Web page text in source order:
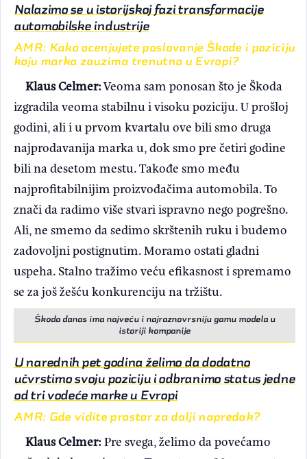
Nalazimo se u istorijskoj fazi transformacije
automobilske industrije
AMR: Kako ocenjujete poslovanje Škode i poziciju
koju marka zauzima trenutno u Evropi?
Klaus Celmer:Veoma sam ponosan što je Škoda
izgradila veoma stabilnu i visoku poziciju. U prošloj
godini, ali i u prvom kvartalu ove bili smo druga
najprodavanija marka u, dok smo pre četiri godine
bili na desetom mestu. Takođe smo među
najprofitabilnijim proizvođačima automobila. To
znači da radimo više stvari ispravno nego pogrešno.
Ali, ne smemo da sedimo skrštenih ruku i budemo
zadovoljni postignutim. Moramo ostati gladni
uspeha. Stalno tražimo veću efikasnost i spremamo
se za još žešću konkurenciju na tržištu.
Škoda danas ima najveću i najraznovrsniju gamu modela u
istoriji kompanije
U narednih pet godina želimo da dodatno
učvrstimo svoju poziciju i odbranimo status jedne
od tri vodeće marke u Evropi
AMR: Gde vidite prostor za dalji napredak?
Klaus Celmer:Pre svega, želimo da povećamo